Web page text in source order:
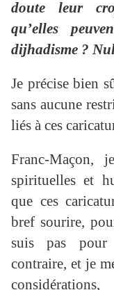
doute leur
qu’elles
dijhadisme ?
Je précise bien
sans aucune
liés à ces
Franc-Maçon,
spirituelles et
que ces
bref sourire,
suis pas pour
contraire, et je